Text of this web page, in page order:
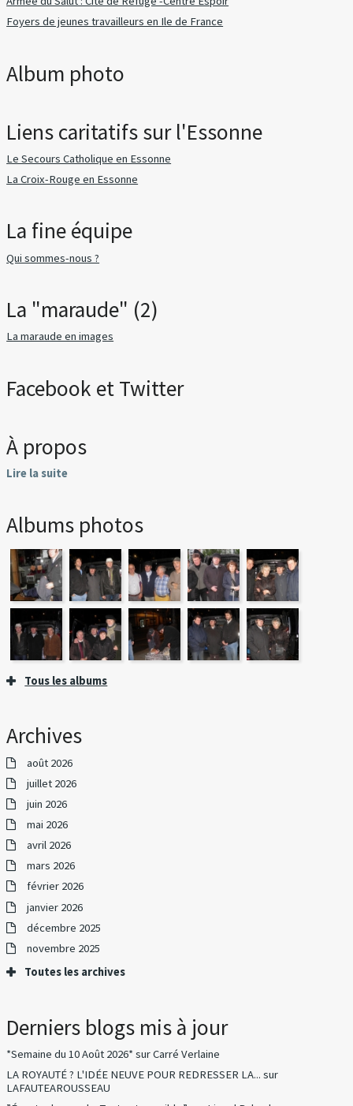
Foyers de jeunes travailleurs en Ile de France
Album photo
Liens caritatifs sur l'Essonne
Le Secours Catholique en Essonne
La Croix-Rouge en Essonne
La fine équipe
Qui sommes-nous ?
La "maraude" (2)
La maraude en images
Facebook et Twitter
À propos
Lire la suite
Albums photos
Tous les albums
Archives
août 2026
juillet 2026
juin 2026
mai 2026
avril 2026
mars 2026
février 2026
janvier 2026
décembre 2025
novembre 2025
Toutes les archives
Derniers blogs mis à jour
*Semaine du 10 Août 2026*surCarré Verlaine
LA ROYAUTÉ ? L'IDÉE NEUVE POUR REDRESSER LA... sur
LAFAUTEAROUSSEAU